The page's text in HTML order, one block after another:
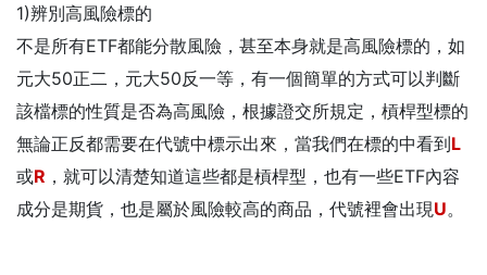
1)辨別高風險標的
不是所有ETF都能分散風險，甚至本身就是高風險標的，如
元大50正二，元大50反一等，有一個簡單的方式可以判斷
該檔標的性質是否為高風險，根據證交所規定，槓桿型標的
無論正反都需要在代號中標示出來，當我們在標的中看到L
或R ，就可以清楚知道這些都是槓桿型，也有一些ETF內容
成分是期貨，也是屬於風險較高的商品，代號裡會出現U。